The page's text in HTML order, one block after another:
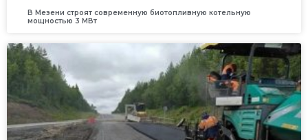
В Мезени строят современную биотопливную котельную
мощностью 3 МВт